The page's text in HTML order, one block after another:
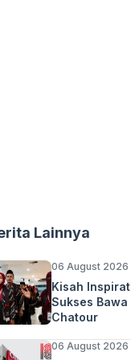
Lainnya
06 August 2026
Kisah
Sukses
Chatour
06 August 2026